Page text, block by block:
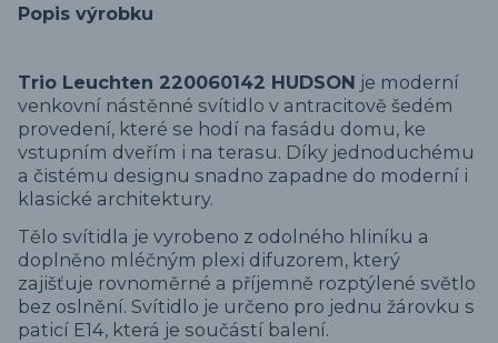
Popis výrobku
Trio Leuchten 220060142 HUDSON je moderní
venkovní nástěnné svítidlo v antracitově šedém
provedení, které se hodí na fasádu domu, ke
vstupním dveřím i na terasu. Díky jednoduchému
a čistému designu snadno zapadne do moderní i
klasické architektury.
Tělo svítidla je vyrobeno z odolného hliníku a
doplněno mléčným plexi difuzorem, který
zajišťuje rovnoměrné a příjemně rozptýlené světlo
bez oslnění. Svítidlo je určeno pro jednu žárovku s
paticí E14, která je součástí balení.